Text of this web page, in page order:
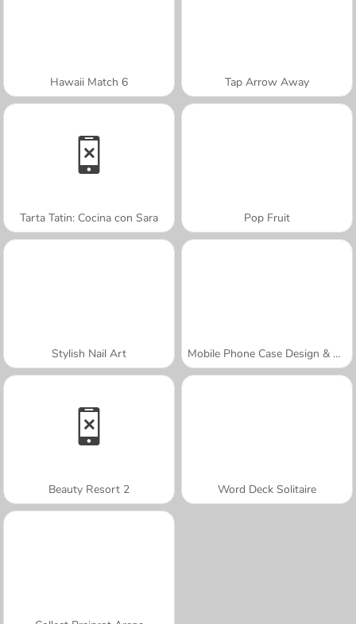
Hawaii Match 6 Tap Arrow Away
Tarta Tatin: Cocina con Sara Pop Fruit
Stylish Nail Art Mobile Phone Case Design & DIY
Beauty Resort 2 Word Deck Solitaire